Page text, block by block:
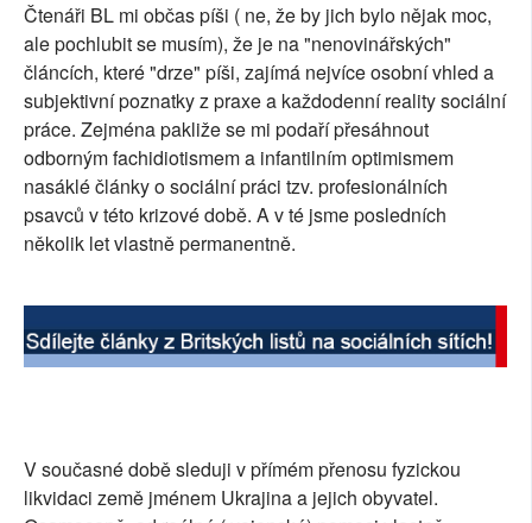
Čtenáři BL mi občas píši ( ne, že by jich bylo nějak moc,
ale pochlubit se musím), že je na "nenovinářských"
článcích, které "drze" píši, zajímá nejvíce osobní vhled a
subjektivní poznatky z praxe a každodenní reality sociální
práce. Zejména pakliže se mi podaří přesáhnout
odborným fachidiotismem a infantilním optimismem
nasáklé články o sociální práci tzv. profesionálních
psavců v této krizové době. A v té jsme posledních
několik let vlastně permanentně.
V současné době sleduji v přímém přenosu fyzickou
likvidaci země jménem Ukrajina a jejich obyvatel.